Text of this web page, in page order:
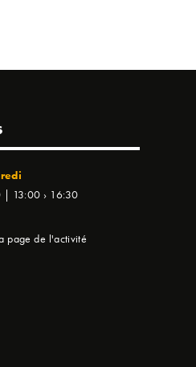
| 13:00 › 16:30
page de l'activité